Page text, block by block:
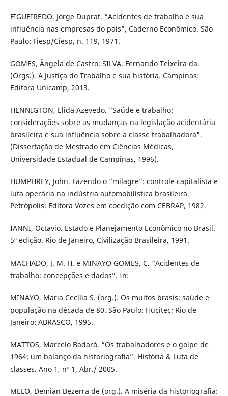
FIGUEIREDO, Jorge Duprat. “Acidentes de trabalho e sua
influência nas empresas do país”, Caderno Econômico. São
Paulo: Fiesp/Ciesp, n. 119, 1971.
GOMES, Ângela de Castro; SILVA, Fernando Teixeira da.
(Orgs.). A Justiça do Trabalho e sua história. Campinas:
Editora Unicamp, 2013.
HENNIGTON, Elida Azevedo. "Saúde e trabalho:
considerações sobre as mudanças na legislação acidentária
brasileira e sua influência sobre a classe trabalhadora".
(Dissertação de Mestrado em Ciências Médicas,
Universidade Estadual de Campinas, 1996).
HUMPHREY, John. Fazendo o “milagre”: controle capitalista e
luta operária na indústria automobilística brasileira.
Petrópolis: Editora Vozes em coedição com CEBRAP, 1982.
IANNI, Octavio. Estado e Planejamento Econômico no Brasil.
5ª edição. Rio de Janeiro, Civilização Brasileira, 1991.
MACHADO, J. M. H. e MINAYO GOMES, C. “Acidentes de
trabalho: concepções e dados”. In:
MINAYO, Maria Cecília S. (org.). Os muitos brasis: saúde e
população na década de 80. São Paulo: Hucitec; Rio de
Janeiro: ABRASCO, 1995.
MATTOS, Marcelo Badaró. “Os trabalhadores e o golpe de
1964: um balanço da historiografia”. História & Luta de
classes. Ano 1, nº 1, Abr./ 2005.
MELO, Demian Bezerra de (org.). A miséria da historiografia: